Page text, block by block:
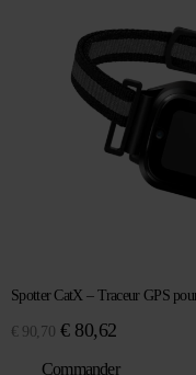
Spotter CatX – Traceur GPS
€ 90,70 Le
€80,62
Commander